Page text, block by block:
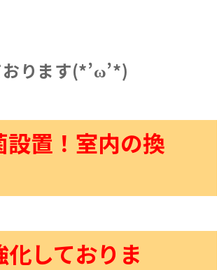
ります(*’ω’*)
置！室内の換
しておりま